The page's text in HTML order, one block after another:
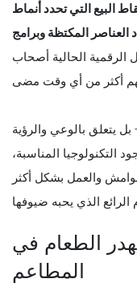
البيع التي تحدد أنماط
العناصر المكتظة وبرامج
الرقمية الحالية أصحاب
يتعلق بالوعي والرؤية
التكنولوجيا المناسبة،
والعمل بشكل أكثر
الطعام في
المطاعم